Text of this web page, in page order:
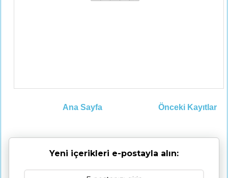
Önceki Kayıtlar
Ana Sayfa
Yeni içerikleri e-postayla alın: